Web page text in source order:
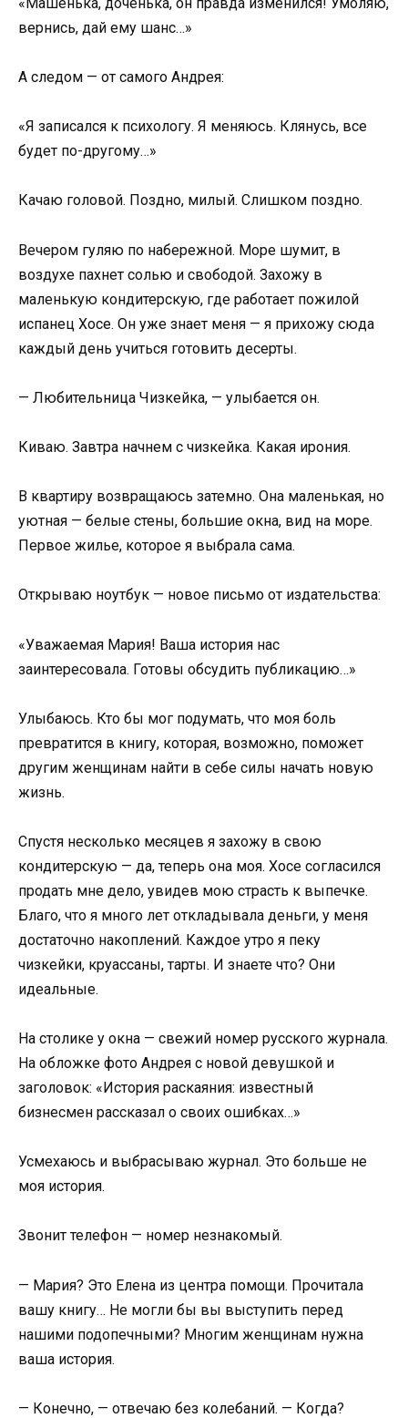
вернись, дай ему шанс…»
А следом — от самого Андрея:
«Я записался к психологу. Я меняюсь. Клянусь, все
будет по-другому…»
Качаю головой. Поздно, милый. Слишком поздно.
Вечером гуляю по набережной. Море шумит, в
воздухе пахнет солью и свободой. Захожу в
маленькую кондитерскую, где работает пожилой
испанец Хосе. Он уже знает меня — я прихожу сюда
каждый день учиться готовить десерты.
— Любительница Чизкейка, — улыбается он.
Киваю. Завтра начнем с чизкейка. Какая ирония.
В квартиру возвращаюсь затемно. Она маленькая, но
уютная — белые стены, большие окна, вид на море.
Первое жилье, которое я выбрала сама.
Открываю ноутбук — новое письмо от издательства:
«Уважаемая Мария! Ваша история нас
заинтересовала. Готовы обсудить публикацию…»
Улыбаюсь. Кто бы мог подумать, что моя боль
превратится в книгу, которая, возможно, поможет
другим женщинам найти в себе силы начать новую
жизнь.
Спустя несколько месяцев я захожу в свою
кондитерскую — да, теперь она моя. Хосе согласился
продать мне дело, увидев мою страсть к выпечке.
Благо, что я много лет откладывала деньги, у меня
достаточно накоплений. Каждое утро я пеку
чизкейки, круассаны, тарты. И знаете что? Они
идеальные.
На столике у окна — свежий номер русского журнала.
На обложке фото Андрея с новой девушкой и
заголовок: «История раскаяния: известный
бизнесмен рассказал о своих ошибках…»
Усмехаюсь и выбрасываю журнал. Это больше не
моя история.
Звонит телефон — номер незнакомый.
— Мария? Это Елена из центра помощи. Прочитала
вашу книгу… Не могли бы вы выступить перед
нашими подопечными? Многим женщинам нужна
ваша история.
— Конечно, — отвечаю без колебаний. — Когда?